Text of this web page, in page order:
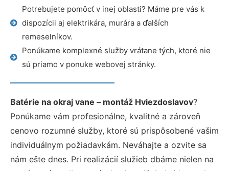
Potrebujete pomôcť v inej oblasti? Máme pre vás k
dispozícii aj elektrikára, murára a ďalších
remeselníkov.
Ponúkame komplexné služby vrátane tých, ktoré nie
sú priamo v ponuke webovej stránky.
Batérie na okraj vane – montáž Hviezdoslavov?
Ponúkame vám profesionálne, kvalitné a zároveň
cenovo rozumné služby, ktoré sú prispôsobené vašim
individuálnym požiadavkám. Neváhajte a ozvite sa
nám ešte dnes. Pri realizácií služieb dbáme nielen na